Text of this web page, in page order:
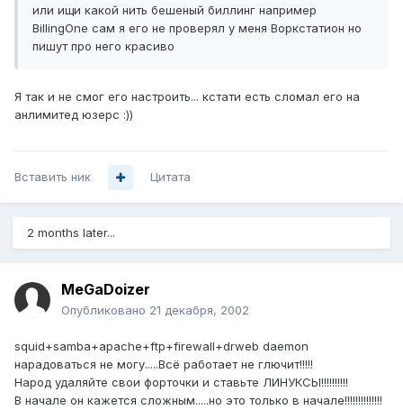
или ищи какой нить бешеный биллинг например
BillingOne сам я его не проверял у меня Воркстатион но
пишут про него красиво
Я так и не смог его настроить... кстати есть сломал его на
анлимитед юзерс :))
Вставить ник Цитата
2 months later...
MeGaDoizer
Опубликовано 21 декабря, 2002
squid+samba+apache+ftp+firewall+drweb daemon
нарадоваться не могу.....Всё работает не глючит!!!!!
Народ удаляйте свои форточки и ставьте ЛИНУКСЫ!!!!!!!!!!
В начале он кажется сложным.....но это только в начале!!!!!!!!!!!!!!